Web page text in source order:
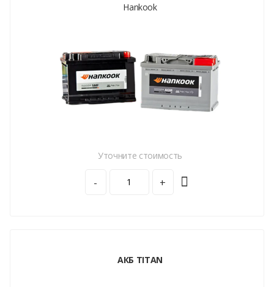
Hankook
Уточните стоимость
- +
АКБ TITAN